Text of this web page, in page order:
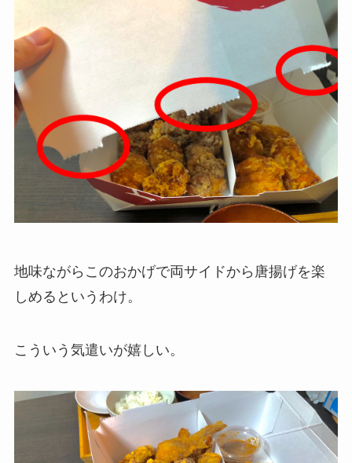
地味ながらこのおかげで両サイドから唐揚げを楽
しめるというわけ。
こういう気遣いが嬉しい。